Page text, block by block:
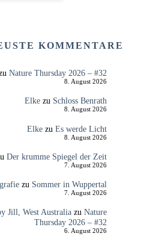
KOMMENTARE
Nature Thursday 2026 – #32
8. August 2026
Elkezu Schloss Benrath
8. August 2026
Elkezu Es werde Licht
8. August 2026
Der krumme Spiegel der Zeit
7. August 2026
zu Sommer in Wuppertal
7. August 2026
Jill, West Australiazu Nature
Thursday 2026 – #32
6. August 2026